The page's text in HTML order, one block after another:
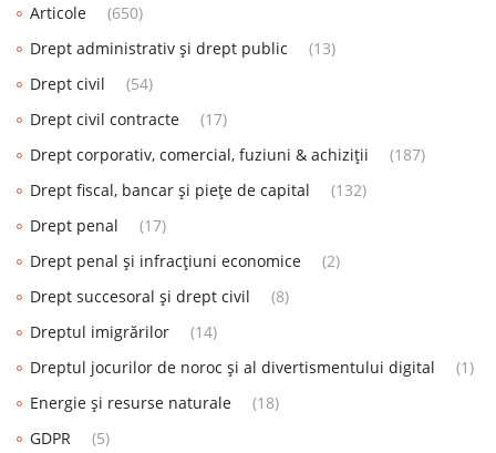
Articole
(650)
Drept administrativ și drept public
(13)
Drept civil
(54)
Drept civil contracte
(17)
Drept corporativ, comercial, fuziuni & achiziții
(187)
Drept fiscal, bancar și piețe de capital
(132)
Drept penal
(17)
Drept penal și infracțiuni economice
(2)
Drept succesoral și drept civil
(8)
Dreptul imigrărilor
(14)
Dreptul jocurilor de noroc și al divertismentului digital
(1)
Energie și resurse naturale
(18)
GDPR
(5)